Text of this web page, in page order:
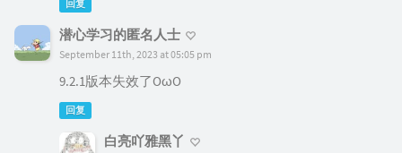
回复
潜心学习的匿名人士
September 11th, 2023 at 05:05 pm
9.2.1版本失效了OωO
回复
白亮吖雅黑丫